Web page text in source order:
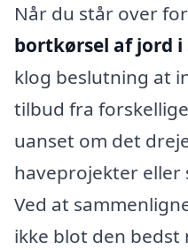
Når du står over
bortkørsel af jord i
klog beslutning at
tilbud fra
uanset om det
haveprojekter
Ved at
ikke blot den bedst